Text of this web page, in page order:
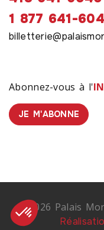
Abonnez-vous à l'
JE M'ABONNE
1 877 641-
© 2026 Palais